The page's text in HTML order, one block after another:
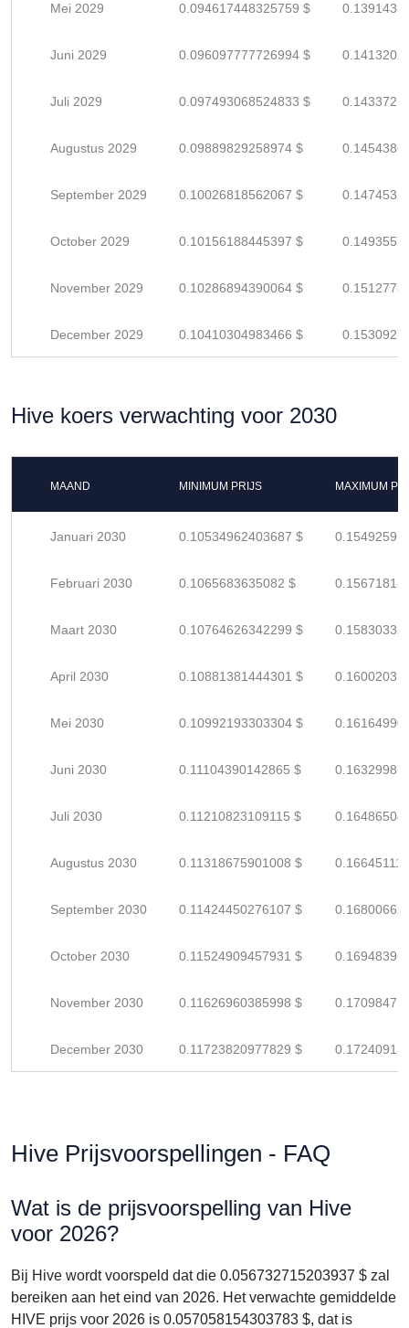
Mei 2029 0.094617448325759 $
Juni 2029 0.096097777726994 $
Juli 2029 0.097493068524833 $
Augustus 2029 0.09889829258974 $
September 2029 0.10026818562067 $
October 2029 0.10156188445397 $
November 2029 0.10286894390064 $
December 2029 0.10410304983466 $
Hive koers verwachting voor 2030
MAAND MINIMUM PRIJS MAXIMUM
Januari 2030 0.10534962403687 $
Februari 2030 0.1065683635082 $
Maart 2030 0.10764626342299 $
April 2030 0.10881381444301 $
Mei 2030 0.10992193303304 $
Juni 2030 0.11104390142865 $
Juli 2030 0.11210823109115 $
Augustus 2030 0.11318675901008 $
September 2030 0.11424450276107 $
October 2030 0.11524909457931 $
November 2030 0.11626960385998 $
December 2030 0.11723820977829 $
Hive Prijsvoorspellingen - FAQ
Wat is de prijsvoorspelling van Hive
voor 2026?
Bij Hive wordt voorspeld dat die 0.056732715203937 $ zal
bereiken aan het eind van 2026. Het verwachte gemiddelde
HIVE prijs voor 2026 is 0.057058154303783 $, dat is